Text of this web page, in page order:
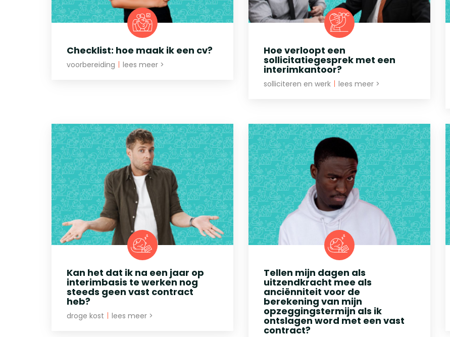
Checklist: hoe maak ik een cv?
voorbereiding | lees meer >
Hoe verloopt een
sollicitatiegesprek met een
interimkantoor?
solliciteren en werk | lees meer >
Kan het dat ik na een jaar op
interimbasis te werken nog
steeds geen vast contract
heb?
droge kost | lees meer >
Tellen mijn dagen als
uitzendkracht mee als
anciënniteit voor de
berekening van mijn
opzeggingstermijn als ik
ontslagen word met een vast
contract?